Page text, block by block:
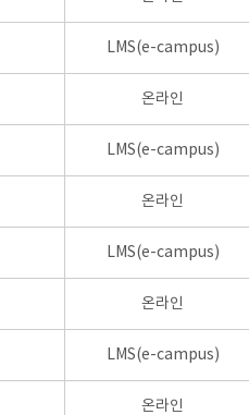
LMS(e-campus)
온라인
LMS(e-campus)
온라인
LMS(e-campus)
온라인
LMS(e-campus)
온라인